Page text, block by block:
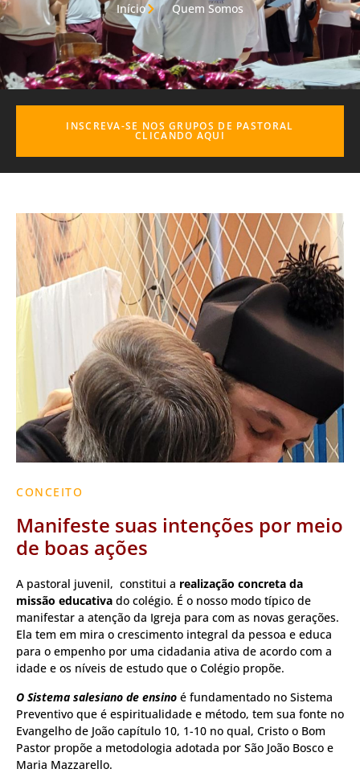
Início Quem Somos
INSCREVA-SE NOS GRUPOS DE PASTORAL
CLICANDO AQUI
CONCEITO
Manifeste suas intenções por meio
de boas ações
A pastoral juvenil, constitui a realização concreta da
missão educativa do colégio. É o nosso modo típico de
manifestar a atenção da Igreja para com as novas gerações.
Ela tem em mira o crescimento integral da pessoa e educa
para o empenho por uma cidadania ativa de acordo com a
idade e os níveis de estudo que o Colégio propõe.
O Sistema salesiano de ensino é fundamentado no Sistema
Preventivo que é espiritualidade e método, tem sua fonte no
Evangelho de João capítulo 10, 1-10 no qual, Cristo o Bom
Pastor propõe a metodologia adotada por São João Bosco e
Maria Mazzarello.